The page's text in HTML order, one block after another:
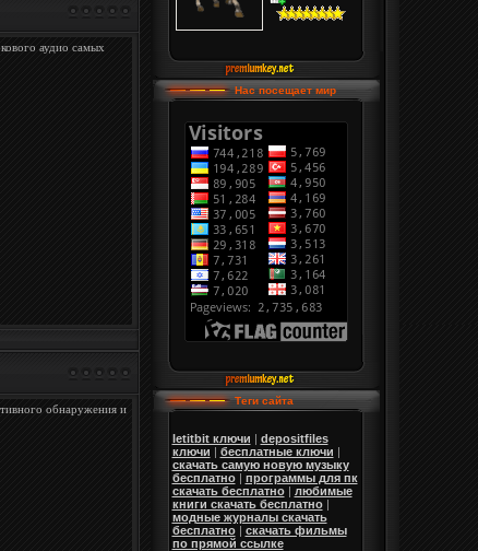
аудио самых
обнаружения и
Нас посещает мир
Теги сайта
letitbit ключи | depositfiles
ключи | бесплатные ключи |
скачать самую новую музыку
бесплатно| программы для пк
скачать бесплатно| любимые
книги скачать бесплатно|
модные журналы скачать
бесплатно| скачать фильмы
по прямой ссылке